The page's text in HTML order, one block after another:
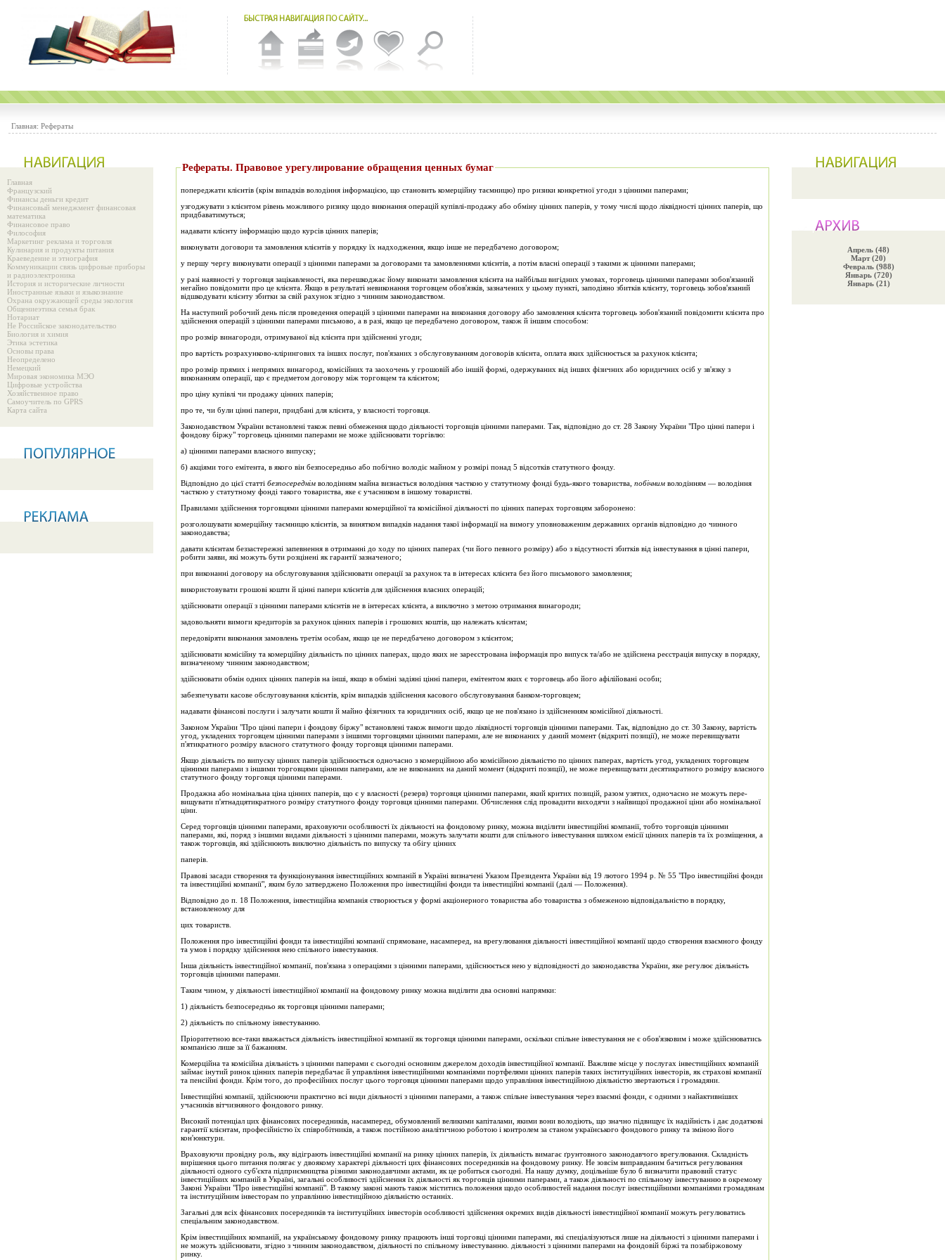
Главная: Рефераты
Главная
Французский
Финансы деньги кредит
Финансовый менеджмент финансовая
математика
Финансовое право
Философия
Маркетинг реклама и торговля
Кулинария и продукты питания
Краеведение и этнография
Коммуникации связь цифровые приборы
и радиоэлектроника
История и исторические личности
Иностранные языки и языкознание
Охрана окружающей среды экология
Общениеэтика семья брак
Нотариат
Не Российское законодательство
Биология и химия
Этика эстетика
Основы права
Неопределено
Немецкий
Мировая экономика МЭО
Цифровые устройства
Хозяйственное право
Самоучитель по GPRS
Карта сайта
Рефераты. Правовое урегулирование обращения ценных бумаг
попереджати клієнтів (крім випадків володіння інформа­цією, що становить комерційну таємницю) про ризики конк­ретної угоди з цінними паперами;
узгоджувати з клієнтом рівень можливого ризику щодо виконання операцій купівлі-продажу або обміну цінних паперів, у тому числі щодо ліквідності цінних паперів, що
придбаватимуться;
надавати клієнту інформацію щодо курсів цінних паперів;
виконувати договори та замовлення клієнтів у порядку їх надходження, якщо інше не передбачено договором;
у першу чергу виконувати операції з цінними паперами за договорами та замовленнями клієнтів, а потім власні операції з такими ж цінними паперами;
у разі наявності у торговця зацікавленості, яка перешкод­жає йому виконати замовлення клієнта на найбільш вигідних умовах, торговець цінними паперами зобов'язаний
негайно повідомити про це клієнта. Якщо в результаті невиконання торговцем обов'язків, за­значених у цьому пункті, заподіяно збитків клієнту, торговець зобов'язаний
відшкодувати клієнту збитки за свій рахунок згідно з чинним законодавством.
На наступний робочий день після проведення операцій з цінними паперами на виконання договору або замовлення клієнта торговець зобов'язаний повідомити клієнта про
здійснення операцій з цінними паперами письмово, а в разі, якщо це передбачено договором, також й іншим способом:
про розмір винагороди, отримуваної від клієнта при здійсненні угоди;
про вартість розрахунково-клірингових та інших послуг, пов'язаних з обслуговуванням договорів клієнта, оплата яких здійснюється за рахунок клієнта;
про розмір прямих і непрямих винагород, комісійних та заохочень у грошовій або іншій формі, одержуваних від інших фізичних або юридичних осіб у зв'язку з
виконанням опе­рації, що є предметом договору між торговцем та клієнтом;
про ціну купівлі чи продажу цінних паперів;
про те, чи були цінні папери, придбані для клієнта, у влас­ності торговця.
Законодавством України встановлені також певні обме­ження щодо діяльності торговців цінними паперами. Так, від­повідно до ст. 28 Закону України "Про цінні папери і
фондову біржу" торговець цінними паперами не може здійснювати торгівлю:
а) цінними паперами власного випуску;
б) акціями того емітента, в якого він безпосередньо або побічно володіє майном у розмірі понад 5 відсотків статут­ного фонду.
Відповідно до цієї статті безпосереднім володінням майна визнається володіння часткою у статутному фонді будь-якого товариства, побічним володінням — володіння
часткою у ста­тутному фонді такого товариства, яке є учасником в іншому товаристві.
Правилами здійснення торговцями цінними паперами комерційної та комісійної діяльності по цінних паперах тор­говцям заборонено:
розголошувати комерційну таємницю клієнтів, за винятком випадків надання такої інформації на вимогу уповноваженим державних органів відповідно до чинного
законодавства;
давати клієнтам беззастережні запевнення в отриманні до ходу по цінних паперах (чи його певного розміру) або з відсутності збитків від інвестування в цінні папери,
робити заяви, які можуть бути розцінені як гарантії зазначеного;
при виконанні договору на обслуговування здійснювати операції за рахунок та в інтересах клієнта без його письмового замовлення;
використовувати грошові кошти й цінні папери клієнтів для здійснення власних операцій;
здійснювати операції з цінними паперами клієнтів не в інтересах клієнта, а виключно з метою отримання винагороди;
задовольняти вимоги кредиторів за рахунок цінних паперів і грошових коштів, що належать клієнтам;
передовіряти виконання замовлень третім особам, якщо це не передбачено договором з клієнтом;
здійснювати комісійну та комерційну діяльність по цінних паперах, щодо яких не зареєстрована інформація про випуск та/або не здійснена реєстрація випуску в порядку,
визначе­ному чинним законодавством;
здійснювати обмін одних цінних паперів на інші, якщо в обміні задіяні цінні папери, емітентом яких є торговець або його афілійовані особи;
забезпечувати касове обслуговування клієнтів, крім випад­ків здійснення касового обслуговування банком-торговцем;
надавати фінансові послуги і залучати кошти й майно фізичних та юридичних осіб, якщо це не пов'язано із здійсненням комісійної діяльності.
Законом України "Про цінні папери і фондову біржу" вста­новлені також вимоги щодо ліквідності торговців цінними паперами. Так, відповідно до ст. 30 Закону, вартість
угод, укладених торговцем цінними паперами з іншими торгов­цями цінними паперами, але не виконаних у даний момент (відкриті позиції), не може перевищувати
п'ятикратного роз­міру власного статутного фонду торговця цінними паперами.
Якщо діяльність по випуску цінних паперів здійснюється одночасно з комерційною або комісійною діяльністю по цін­них паперах, вартість угод, укладених торговцем
цінними паперами з іншими торговцями цінними паперами, але не виконаних на даний момент (відкриті позиції), не може пере­вищувати десятикратного розміру власного
статутного фонду торговця цінними паперами.
Продажна або номінальна ціна цінних паперів, що є у власності (резерв) торговця цінними паперами, який критих позицій, разом узятих, одночасно не можуть пере­
вищувати п'ятнадцятикратного розміру статутного фонду торговця цінними паперами. Обчислення слід провадити виходячи з найвищої продажної ціни або номінальної
ціни.
Серед торговців цінними паперами, враховуючи особли­вості їх діяльності на фондовому ринку, можна виділити інвестиційні компанії, тобто торговців цінними
паперами, які, поряд з іншими видами діяльності з цінними паперами, мо­жуть залучати кошти для спільного інвестування шляхом емі­сії цінних паперів та їх розміщення, а
також торговців, які здійснюють виключно діяльність по випуску та обігу цінних
паперів.
Правові засади створення та функціонування інвестицій­них компаній в Україні визначені Указом Президента України від 19 лютого 1994 р. № 55 "Про інвестиційні фонди
та інвестиційні компанії", яким було затверджено Положення про інвестиційні фонди та інвестиційні компанії (далі — По­ложення).
Відповідно до п. 18 Положення, інвестиційна компанія створюється у формі акціонерного товариства або товариства з обмеженою відповідальністю в порядку,
встановленому для
цих товариств.
Положення про інвестиційні фонди та інвестиційні ком­панії спрямоване, насамперед, на врегулювання діяльності інвестиційної компанії щодо створення взаємного фонду
та умов і порядку здійснення нею спільного інвестування.
Інша діяльність інвестиційної компанії, пов'язана з опера­ціями з цінними паперами, здійснюється нею у відповідності до законодавства України, яке регулює діяльність
торговців цінними паперами.
Таким чином, у діяльності інвестиційної компанії на фон­довому ринку можна виділити два основні напрямки:
1) діяльність безпосередньо як торговця цінними паперами;
2) діяльність по спільному інвестуванню.
Пріоритетною все-таки вважається діяльність інвестицій­ної компанії як торговця цінними паперами, оскільки спільне інвестування не є обов'язковим і може здійснюватись
ком­панією лише за її бажанням.
Комерційна та комісійна діяльність з цінними паперами є сьогодні основним джерелом доходів інвестиційної компанії. Важливе місце у послугах інвестиційних компаній
займає інутий ринок цінних паперів передбачає й управління інвести­ційними компаніями портфелями цінних паперів таких інституційних інвесторів, як страхові компанії
та пенсійні фонди. Крім того, до професійних послуг цього торговця цінними паперами щодо управління інвестиційною діяльністю зверта­ються і громадяни.
Інвестиційні компанії, здійснюючи практично всі види діяльності з цінними паперами, а також спільне інвестування через взаємні фонди, є одними з найактивніших
учасників вітчизняного фондового ринку.
Високий потенціал цих фінансових посередників, насампе­ред, обумовлений великими капіталами, якими вони воло­діють, що значно підвищує їх надійність і дає додаткові
га­рантії клієнтам, професійністю їх співробітників, а також постійною аналітичною роботою і контролем за станом українського фондового ринку та зміною його
кон'юнктури.
Враховуючи провідну роль, яку відіграють інвестиційні компанії на ринку цінних паперів, їх діяльність вимагає ґрун­товного законодавчого врегулювання. Складність
вирішення цього питання полягає у двоякому характері діяльності цих фінансових посередників на фондовому ринку. Не зовсім ви­правданим бачиться регулювання
діяльності одного суб'єкта підприємництва різними законодавчими актами, як це ро­биться сьогодні. На нашу думку, доцільніше було б визначити правовий статус
інвестиційних компаній в Україні, загальні особливості здійснення їх діяльності як торговців цінними паперами, а також діяльності по спільному інвестуванню в окремому
Законі України "Про інвестиційні компанії". В та­кому законі мають також міститись положення щодо особли­востей надання послуг інвестиційними компаніями громадя­нам
та інституційним інвесторам по управлінню інвестицій­ною діяльністю останніх.
Загальні для всіх фінансових посередників та інституційних інвесторів особливості здійснення окремих видів діяль­ності інвестиційної компанії можуть регулюватись
спеціаль­ним законодавством.
Крім інвестиційних компаній, на українському фондовому ринку працюють інші торговці цінними паперами, які спе­ціалізуються лише на діяльності з цінними паперами і
не можуть здійснювати, згідно з чинним законодавством, діяль­ності по спільному інвестуванню. діяльності з цінними паперами на фондовій біржі та позабіржовому
ринку.
Апрель (48)
Март (20)
Февраль (988)
Январь (720)
Январь (21)